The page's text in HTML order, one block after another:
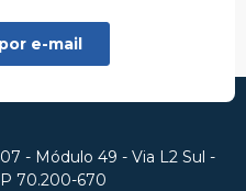
- Módulo 49 - Via L2 Sul -
70.200-670